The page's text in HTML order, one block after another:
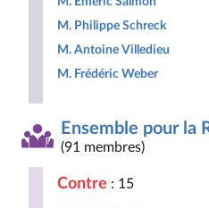
M. Philippe Schreck
M. Antoine Villedieu
M. Frédéric Weber
Ensemble pour la
(91 membres)
Contre : 15